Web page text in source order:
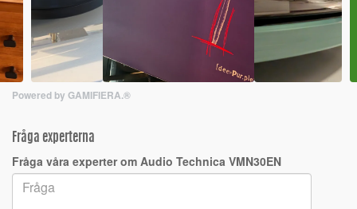
Powered by GAMIFIERA.®
Fråga experterna
Fråga våra experter om Audio Technica VMN30EN